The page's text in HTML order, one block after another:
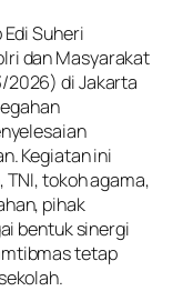
Suheri
dan Masyarakat
2026) di Jakarta
Kegiatan ini
tokoh agama,
pihak
bentuk sinergi
tetap